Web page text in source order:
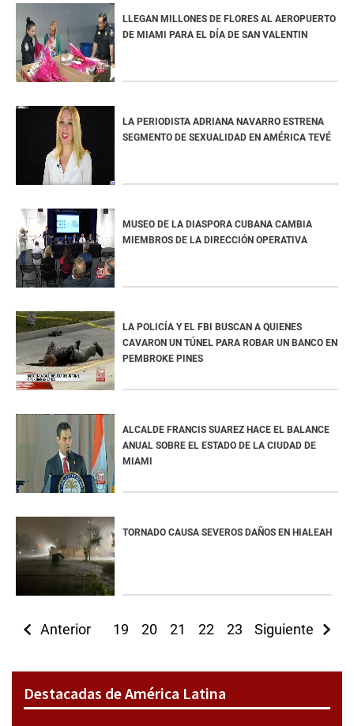
LLEGAN MILLONES DE FLORES AL AEROPUERTO
DE MIAMI PARA EL DÍA DE SAN VALENTIN
LA PERIODISTA ADRIANA NAVARRO ESTRENA
SEGMENTO DE SEXUALIDAD EN AMÉRICA TEVÉ
MUSEO DE LA DIASPORA CUBANA CAMBIA
MIEMBROS DE LA DIRECCIÓN OPERATIVA
LA POLICÍA Y EL FBI BUSCAN A QUIENES
CAVARON UN TÚNEL PARA ROBAR UN BANCO EN
PEMBROKE PINES
ALCALDE FRANCIS SUAREZ HACE EL BALANCE
ANUAL SOBRE EL ESTADO DE LA CIUDAD DE
MIAMI
TORNADO CAUSA SEVEROS DAÑOS EN HIALEAH
Anterior 19 20 21 22 23 24 25 26
Siguiente
Destacadas de América Latina